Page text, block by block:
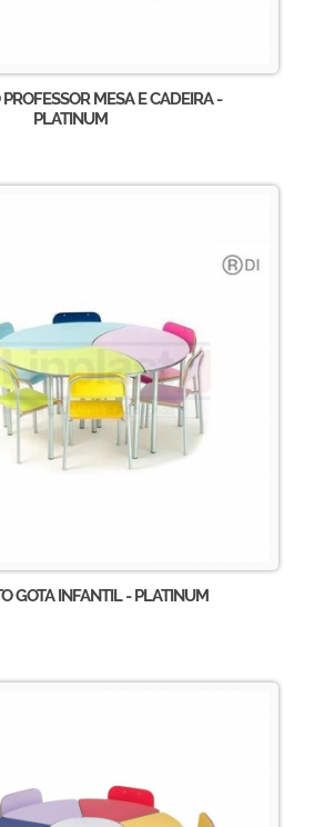
MESA E CADEIRA -
PLATINUM
GOTA INFANTIL - PLATINUM